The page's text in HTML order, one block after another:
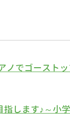
ノでゴースト
します♪～小